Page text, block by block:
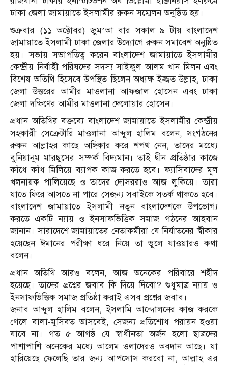
ঢাকা জেলা জামায়াতে ইসলামীর রুকন সম্মেলন অনুষ্ঠিত হয়।
শুক্রবার (১১ অক্টোবর) জুম’আ বার সকাল ৯ টায় বাংলাদেশ
জামায়াতে ইসলামী ঢাকা জেলার উদ্যোগে রুকন সমাবেশ অনুষ্ঠিত
হয়। সভায় সভাপতিত্ব করেন বাংলাদেশ জামায়াতে ইসলামীর
কেন্দ্রীয় নির্বাহী পরিষদের সদস্য সাইফুল আলম খান মিলন এবং
বিশেষ অতিথি হিসেবে উপস্থিত ছিলেন অধ্যক্ষ ইজ্জত উল্লাহ, ঢাকা
জেলা উত্তরের আমীর মাওলানা আফজাল হোসেন এবং ঢাকা
জেলা দক্ষিণের আমীর মাওলানা দেলোয়ার হোসেন।
প্রধান অতিথির বক্তব্যে বাংলাদেশ জামায়াতে ইসলামীর কেন্দ্রীয়
সহকারী সেক্রেটারি মাওলানা আব্দুল হালিম বলেন, সংগঠনের
রুকন আল্লাহর কাছে অঙ্গিকার করে শপথ নেন, তাদের মধ্যেে
বুনিয়ানুম মারছুসের সম্পর্ক বিদ্যমান। তাই দ্বীন প্রতিষ্ঠার কাজে
কাঁধে কাঁধ মিলিয়ে ব্যাপক কাজ করতে হবে। ফ্যাসিবাদের মূল
খলনায়ক পালিয়েছে ও তাদের দোসররাও আজ লুকিয়ে। তারা
যাতে ফিরে আসতে না পারে সেজন্য সবাইকে সতর্ক থাকতে হবে।
বাংলাদেশ জামায়াতে ইসলামী নতুন বাংলাদেশকে উপভোগ্য
করতে একটি ন্যায় ও ইনসাফভিত্তিক সমাজ গঠনের আহবান
জানান। সারাদেশে জামায়াতের নেতাকর্মীরা যে নির্যাতনের স্বীকার
হয়েছেন ঈমানের পরীক্ষা ধরে নিয়ে তা ভুলে যাওয়ারও কথা
বলেন।
প্রধান অতিথি আরও বলেন, আজ অনেকের পরিবারে শহীদ
হয়েছে। তাদের প্রশ্নের জবাব কি দিয়ে দিবো? শুধুমাত্র ন্যায় ও
ইনসাফভিত্তিক সমাজ প্রতিষ্ঠা করাই এসব প্রশ্নের জবাব।
জনাব আব্দুল হালিম বলেন, ইসলামি আন্দোলনের কাজ করকে
গেলে বালা-মুসিবত আসবেই, সেজন্য প্রতিশোধ পরায়ন হওয়া
যাবে না। গত ৫ আগষ্ঠ যে স্বাধীনতা অর্জন হলো ছাত্রদের
পাশাপাশি অনেকের মধ্যে আলেম ওলাদেরও অবদান আছে। যা
হারিয়েছে ফেলেছি তার জন্য আপসোস করবো না, আল্লাহ এর